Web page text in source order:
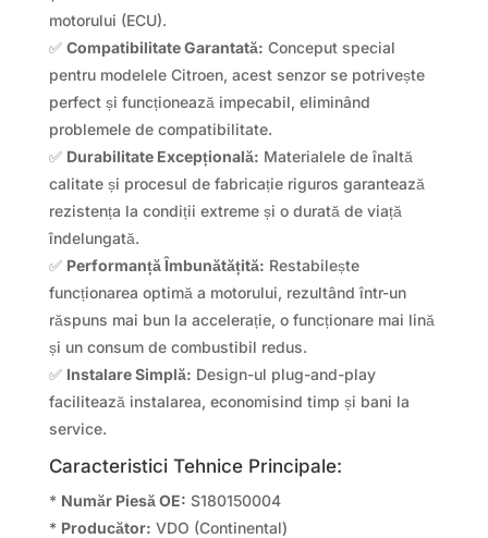
motorului (ECU).
✅ Compatibilitate Garantată: Conceput special
pentru modelele Citroen, acest senzor se potrivește
perfect și funcționează impecabil, eliminând
problemele de compatibilitate.
✅ Durabilitate Excepțională: Materialele de înaltă
calitate și procesul de fabricație riguros garantează
rezistența la condiții extreme și o durată de viață
îndelungată.
✅ Performanță Îmbunătățită: Restabilește
funcționarea optimă a motorului, rezultând într-un
răspuns mai bun la accelerație, o funcționare mai lină
și un consum de combustibil redus.
✅ Instalare Simplă: Design-ul plug-and-play
facilitează instalarea, economisind timp și bani la
service.
Caracteristici Tehnice Principale:
* Număr Piesă OE: S180150004
* Producător: VDO (Continental)